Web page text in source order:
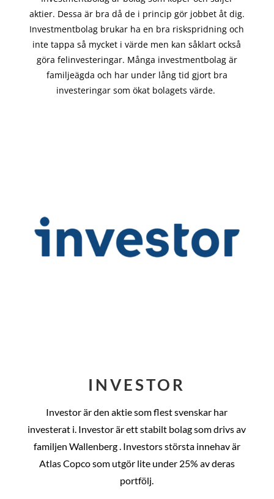
aktier. Dessa är bra då de i princip görjobbet åt dig.
Investmentbolag brukar ha en bra riskspridning och
inte tappa så mycket i värde men kan såklart också
göra felinvesteringar. Många investmentbolag är
familjeägda och har under lång tid gjort bra
investeringar som ökat bolagets värde.
INVESTOR
Investor är den aktie som flest svenskar har
investerat i. Investor är ett stabilt bolag som drivs av
familjen Wallenberg . Investors största innehav är
Atlas Copco som utgör lite under 25% av deras
portfölj.